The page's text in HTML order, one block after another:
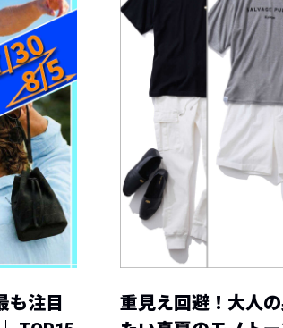
も注目
重見え回避！大人